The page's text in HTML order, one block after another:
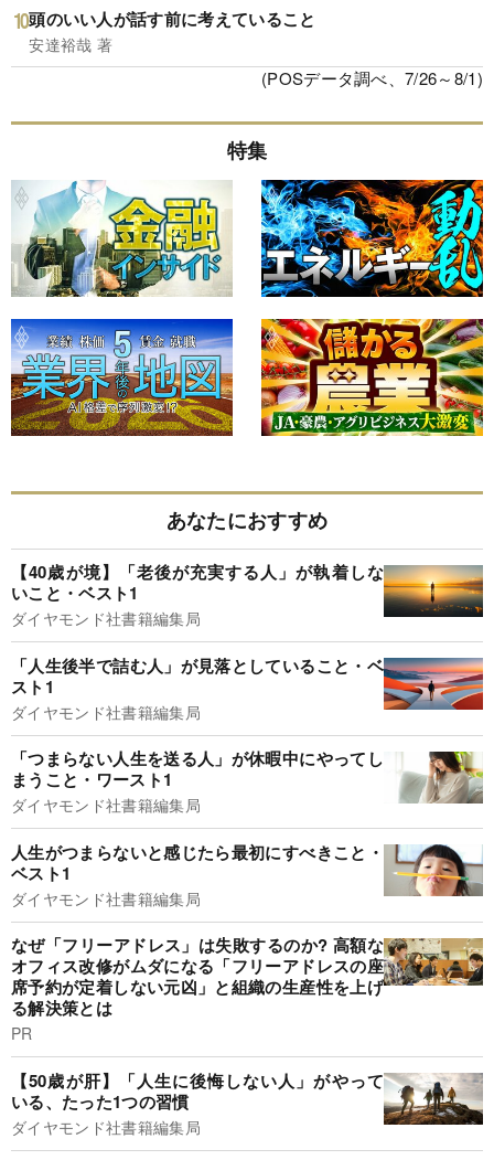
頭のいい人が話す前に考えていること
安達裕哉 著
(POSデータ調べ、7/26～8/1)
特集
あなたにおすすめ
【40歳が境】「老後が充実する人」が執着しな
いこと・ベスト1
ダイヤモンド社書籍編集局
「人生後半で詰む人」が見落としていること・ベ
スト1
ダイヤモンド社書籍編集局
「つまらない人生を送る人」が休暇中にやってし
まうこと・ワースト1
ダイヤモンド社書籍編集局
人生がつまらないと感じたら最初にすべきこと・
ベスト1
ダイヤモンド社書籍編集局
なぜ「フリーアドレス」は失敗するのか? 高額な
オフィス改修がムダになる「フリーアドレスの座
席予約が定着しない元凶」と組織の生産性を上げ
る解決策とは
PR
【50歳が肝】「人生に後悔しない人」がやって
いる、たった1つの習慣
ダイヤモンド社書籍編集局